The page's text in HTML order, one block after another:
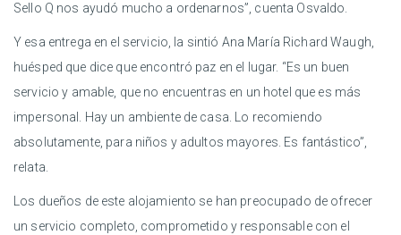
Sello Q nos ayudó mucho a ordenarnos”, cuenta Osvaldo.
Y esa entrega en el servicio, la sintió Ana María Richard Waugh,
huésped que dice que encontró paz en el lugar. “Es un buen
servicio y amable, que no encuentras en un hotel que es más
impersonal. Hay un ambiente de casa. Lo recomiendo
absolutamente, para niños y adultos mayores. Es fantástico”,
relata.
Los dueños de este alojamiento se han preocupado de ofrecer
un servicio completo, comprometido y responsable con el